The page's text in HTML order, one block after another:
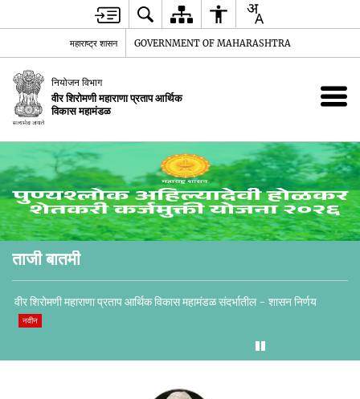
महाराष्ट्र शासन GOVERNMENT OF MAHARASHTRA
नियोजन विभाग
वीर शिरोमणी महाराणा प्रताप आर्थिक
विकास महामंडळ
ताजी बातमी
वीर शिरोमणी महाराणा प्रताप आर्थिक विकास महामंडळ संदर्भातील - शासन निर्णय
नवीन